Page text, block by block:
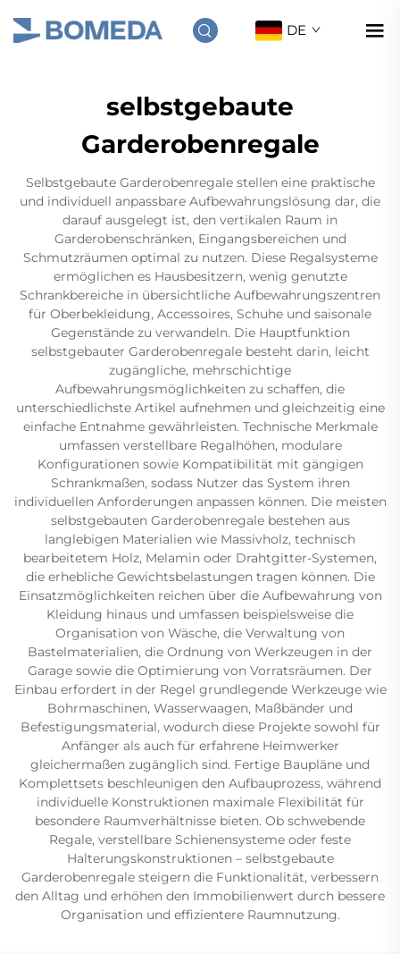
DE
selbstgebaute
Garderobenregale
Selbstgebaute Garderobenregale stellen eine praktische
und individuell anpassbare Aufbewahrungslösung dar, die
darauf ausgelegt ist, den vertikalen Raum in
Garderobenschränken, Eingangsbereichen und
Schmutzräumen optimal zu nutzen. Diese Regalsysteme
ermöglichen es Hausbesitzern, wenig genutzte
Schrankbereiche in übersichtliche Aufbewahrungszentren
für Oberbekleidung, Accessoires, Schuhe und saisonale
Gegenstände zu verwandeln. Die Hauptfunktion
selbstgebauter Garderobenregale besteht darin, leicht
zugängliche, mehrschichtige
Aufbewahrungsmöglichkeiten zu schaffen, die
unterschiedlichste Artikel aufnehmen und gleichzeitig eine
einfache Entnahme gewährleisten. Technische Merkmale
umfassen verstellbare Regalhöhen, modulare
Konfigurationen sowie Kompatibilität mit gängigen
Schrankmaßen, sodass Nutzer das System ihren
individuellen Anforderungen anpassen können. Die meisten
selbstgebauten Garderobenregale bestehen aus
langlebigen Materialien wie Massivholz, technisch
bearbeitetem Holz, Melamin oder Drahtgitter-Systemen,
die erhebliche Gewichtsbelastungen tragen können. Die
Einsatzmöglichkeiten reichen über die Aufbewahrung von
Kleidung hinaus und umfassen beispielsweise die
Organisation von Wäsche, die Verwaltung von
Bastelmaterialien, die Ordnung von Werkzeugen in der
Garage sowie die Optimierung von Vorratsräumen. Der
Einbau erfordert in der Regel grundlegende Werkzeuge wie
Bohrmaschinen, Wasserwaagen, Maßbänder und
Befestigungsmaterial, wodurch diese Projekte sowohl für
Anfänger als auch für erfahrene Heimwerker
gleichermaßen zugänglich sind. Fertige Baupläne und
Komplettsets beschleunigen den Aufbauprozess, während
individuelle Konstruktionen maximale Flexibilität für
besondere Raumverhältnisse bieten. Ob schwebende
Regale, verstellbare Schienensysteme oder feste
Halterungskonstruktionen – selbstgebaute
Garderobenregale steigern die Funktionalität, verbessern
den Alltag und erhöhen den Immobilienwert durch bessere
Organisation und effizientere Raumnutzung.